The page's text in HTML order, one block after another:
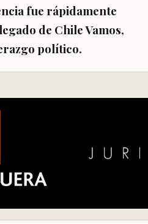
fue rápidamente
de Chile Vamos,
político.